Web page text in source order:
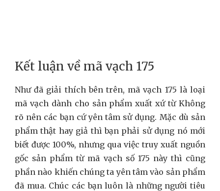
Kết luận về mã vạch 175
Như đã giải thích bên trên, mã vạch 175 là loại
mã vạch dành cho sản phẩm xuất xứ từ Không
rõ nên các bạn cứ yên tâm sử dụng. Mặc dù sản
phẩm thật hay giả thì bạn phải sử dụng nó mới
biết được 100%, nhưng qua việc truy xuất nguồn
gốc sản phẩm từ mã vạch số 175 này thì cũng
phần nào khiến chúng ta yên tâm vào sản phẩm
đã mua. Chúc các bạn luôn là những người tiêu